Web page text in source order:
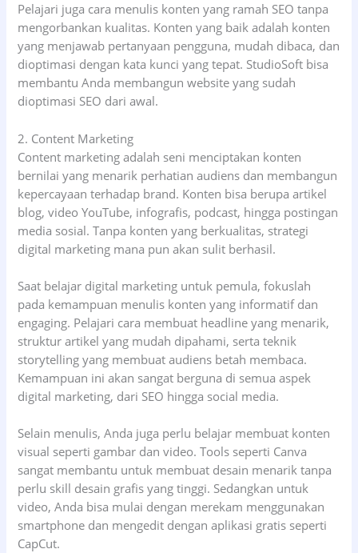
Pelajari juga cara menulis konten yang ramah SEO tanpa
mengorbankan kualitas. Konten yang baik adalah konten
yang menjawab pertanyaan pengguna, mudah dibaca, dan
dioptimasi dengan kata kunci yang tepat. StudioSoft bisa
membantu Anda membangun website yang sudah
dioptimasi SEO dari awal.
2. Content Marketing
Content marketing adalah seni menciptakan konten
bernilai yang menarik perhatian audiens dan membangun
kepercayaan terhadap brand. Konten bisa berupa artikel
blog, video YouTube, infografis, podcast, hingga postingan
media sosial. Tanpa konten yang berkualitas, strategi
digital marketing mana pun akan sulit berhasil.
Saat belajar digital marketing untuk pemula, fokuslah
pada kemampuan menulis konten yang informatif dan
engaging. Pelajari cara membuat headline yang menarik,
struktur artikel yang mudah dipahami, serta teknik
storytelling yang membuat audiens betah membaca.
Kemampuan ini akan sangat berguna di semua aspek
digital marketing, dari SEO hingga social media.
Selain menulis, Anda juga perlu belajar membuat konten
visual seperti gambar dan video. Tools seperti Canva
sangat membantu untuk membuat desain menarik tanpa
perlu skill desain grafis yang tinggi. Sedangkan untuk
video, Anda bisa mulai dengan merekam menggunakan
smartphone dan mengedit dengan aplikasi gratis seperti
CapCut.